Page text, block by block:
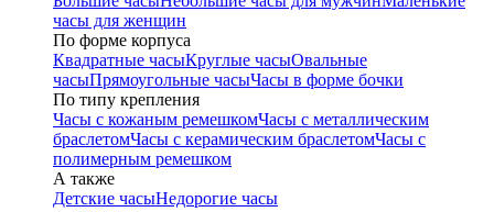
часы для женщин
По форме корпуса
Квадратные часыКруглые часыОвальные
часыПрямоугольные часыЧасы в форме бочки
По типу крепления
Часы с кожаным ремешкомЧасы с металлическим
браслетомЧасы с керамическим браслетомЧасы с
полимерным ремешком
А также
Детские часыНедорогие часы